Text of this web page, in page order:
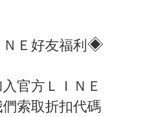
ＮＥ好友福利◈
官方ＬＩＮＥ
索取折扣代碼